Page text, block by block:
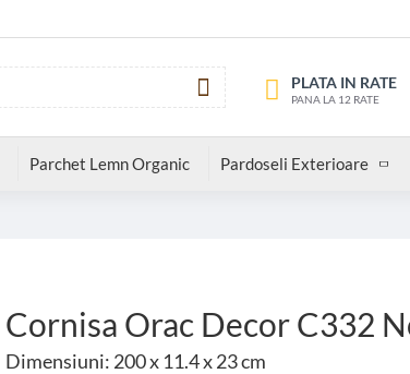
PLATA IN RATE
PANA LA 12 RATE
Parchet Lemn Organic Pardoseli Exterioare
Cornisa Orac Decor C332
Dimensiuni: 200 x 11.4 x 23 cm